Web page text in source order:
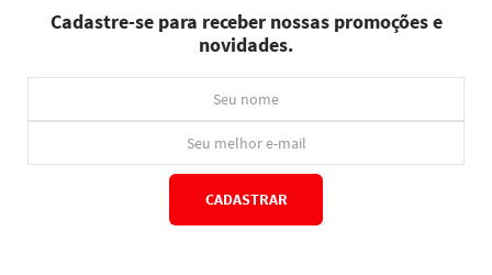
Cadastre-se para receber nossas promoções e
novidades.
CADASTRAR